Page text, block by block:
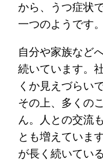
から、うつ症状
一つのようです。
自分や家族など
続いています。
くか見えづらい
その上、多くの
ん。人との交流
とも増えていま
が長く続いてい